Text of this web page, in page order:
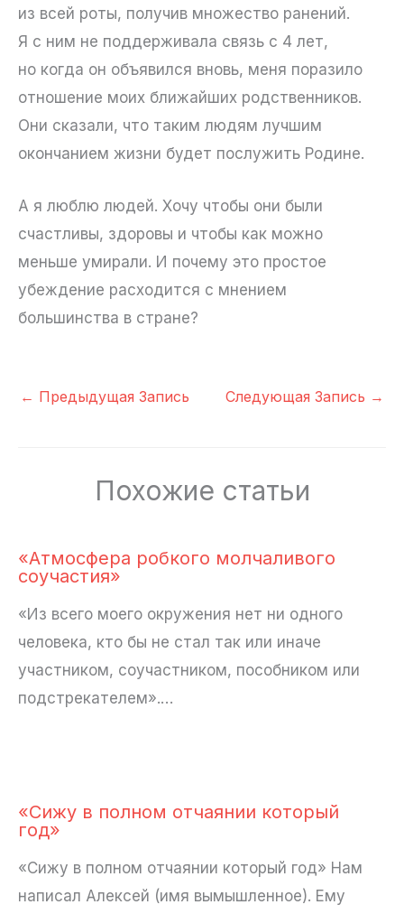
из всей роты, получив множество ранений.
Я с ним не поддерживала связь с 4 лет,
но когда он объявился вновь, меня поразило
отношение моих ближайших родственников.
Они сказали, что таким людям лучшим
окончанием жизни будет послужить Родине.
А я люблю людей. Хочу чтобы они были
счастливы, здоровы и чтобы как можно
меньше умирали. И почему это простое
убеждение расходится с мнением
большинства в стране?
← Предыдущая Запись Следующая Запись →
Похожие статьи
«Атмосфера робкого молчаливого
соучастия»
«Из всего моего окружения нет ни одного
человека, кто бы не стал так или иначе
участником, соучастником, пособником или
подстрекателем».…
«Сижу в полном отчаянии который
год»
«Сижу в полном отчаянии который год» Нам
написал Алексей (имя вымышленное). Ему